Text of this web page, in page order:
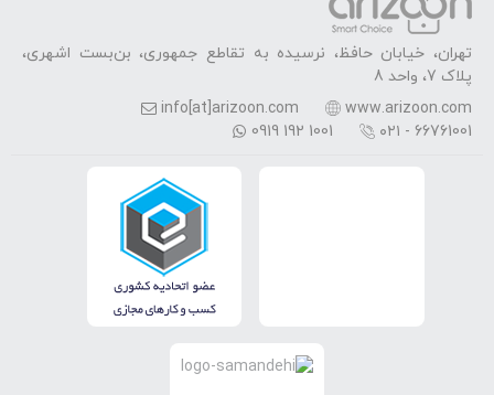
تهران، خیابان حافظ، نرسیده به تقاطع جمهوری، بن‌بست اشهری،
پلاک 7، واحد 8
www.arizoon.com
info[at]arizoon.com
۰۲۱ - 66761001
0919 192 1001